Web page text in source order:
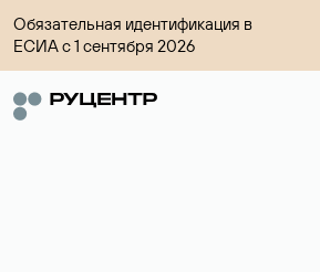
Обязательная идентификация в
ЕСИА с 1 сентября 2026